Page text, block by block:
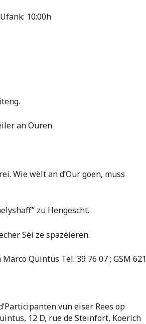
10:00h
an Ouren
Wie wëlt an d’Our goen, muss
zu Hengescht.
Séi ze spazéieren.
Quintus Tel. 39 76 07 ; GSM 621
vun eiser Rees op
12 D, rue de Steinfort, Koerich